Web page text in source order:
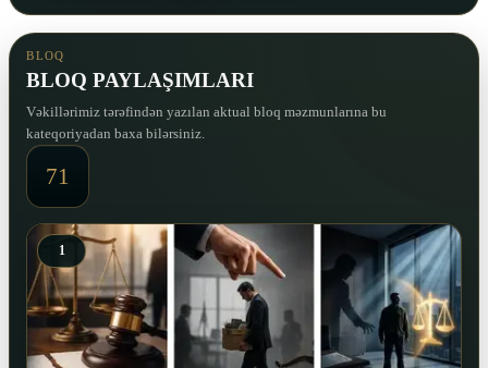
BLOQ
BLOQ PAYLAŞIMLARI
Vəkillərimiz tərəfindən yazılan aktual bloq məzmunlarına bu
kateqoriyadan baxa bilərsiniz.
71
1